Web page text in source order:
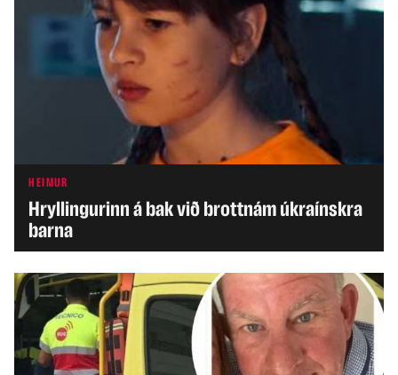
HEIMUR
Hryllingurinn á bak við brottnám úkraínskra
barna